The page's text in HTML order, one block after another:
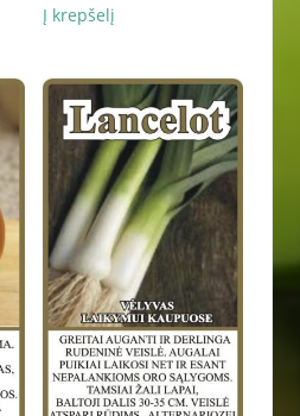
Į krepšelį